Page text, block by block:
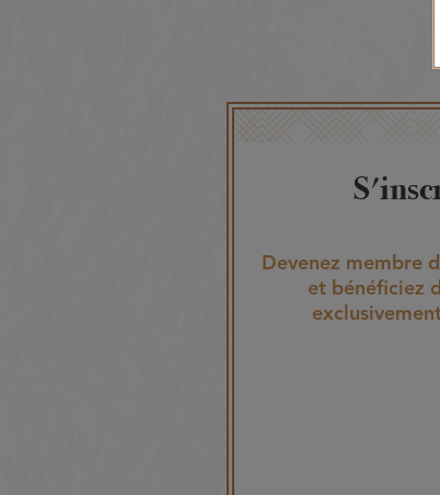
Devenez membre
et bénéficiez